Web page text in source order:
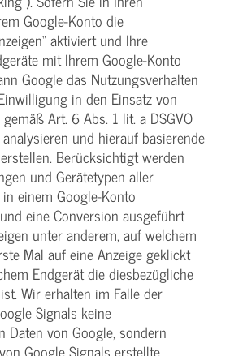
Google-Konto die
aktiviert und Ihre
mit Ihrem Google-Konto
Google das Nutzungsverhalten
in den Einsatz von
Art. 6 Abs. 1 lit. a DSGVO
und hierauf basierende
Berücksichtigt werden
und Gerätetypen aller
einem Google-Konto
eine Conversion ausgeführt
unter anderem, auf welchem
Mal auf eine Anzeige geklickt
Endgerät die diesbezügliche
Wir erhalten im Falle der
Signals keine
Daten von Google, sondern